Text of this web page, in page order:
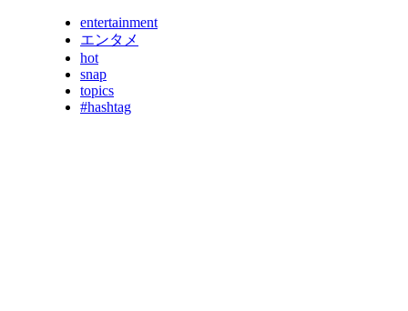
entertainment
エンタメ
hot
snap
topics
#hashtag